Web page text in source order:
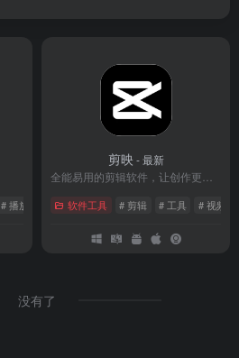
# 播放器
剪映- 最新
软件工具 # 剪辑 # 工具 # 视频
没有了